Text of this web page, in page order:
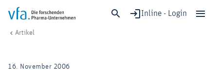
Inline - Login
Forschung & Entwicklung
Artikel
16. November 2006